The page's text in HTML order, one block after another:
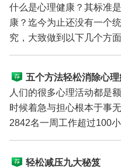
什么是心理健康？其标准
康？迄今为止还没有一个
究，大致做到以下几个方
了。 第一，...
五个方法轻松消除心理
人们的很多心理活动都是
时候着急与担心根本于事
2842名一周工作超过100
结果表明：“...
轻松减压九大秘笈